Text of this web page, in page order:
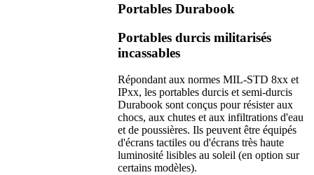
Portables Durabook
Portables durcis militarisés
incassables
Répondant aux normes MIL-STD 8xx et
IPxx, les portables durcis et semi-durcis
Durabook sont conçus pour résister aux
chocs, aux chutes et aux infiltrations d'eau
et de poussières. Ils peuvent être équipés
d'écrans tactiles ou d'écrans très haute
luminosité lisibles au soleil (en option sur
certains modèles).